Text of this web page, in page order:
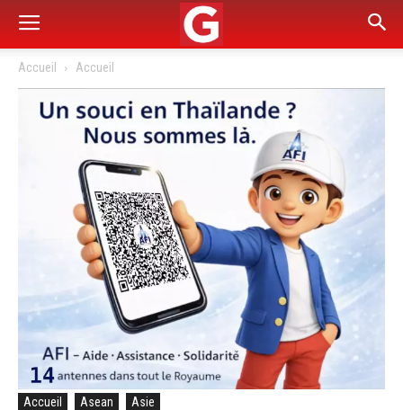
Accueil Accueil
Accueil Asean Asie